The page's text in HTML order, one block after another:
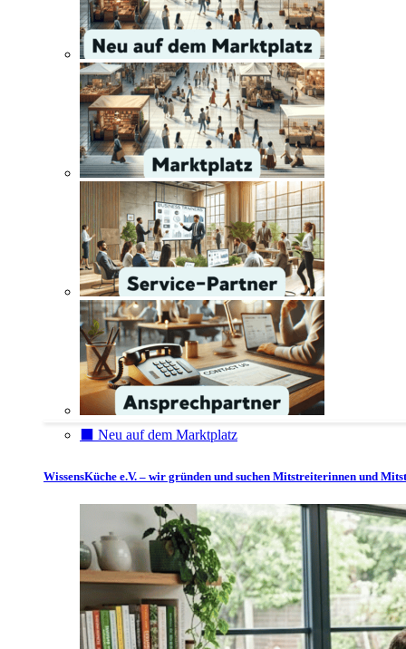
⬛️ Neu auf dem Marktplatz
WissensKüche e.V. – wir gründen und suchen Mitstreiterinnen und